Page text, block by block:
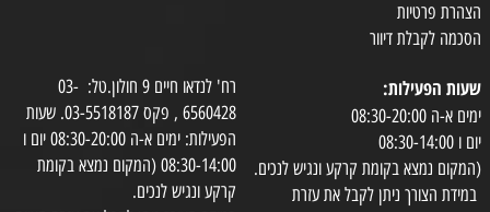
הצהרת פרטיות
הסכמה לקבלת דיוור
שעות הפעילות:
ימים א-ה 08:30-20:00
יום ו 08:30-14:00
(המקום נמצא בקומת קרקע ונגיש לנכים.
במידת הצורך ניתן לקבל את עזרת
רח' לנדאו חיים 9 חולון.טל: 03-
6560428 , פקס 03-5518187. שעות
הפעילות: ימים א-ה 08:30-20:00 יום ו
08:30-14:00 (המקום נמצא בקומת
קרקע ונגיש לנכים.